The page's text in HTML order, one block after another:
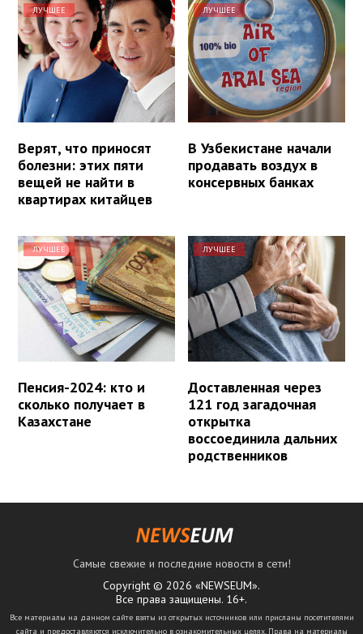
ЛУЧШЕЕ
Верят, что приносят
болезни: этих пяти
вещей не найти в
квартирах китайцев
ЛУЧШЕЕ
В Узбекистане начали
продавать воздух в
консервных банках
ЛУЧШЕЕ
Пенсия-2024: кто и
сколько получает в
Казахстане
ЛУЧШЕЕ
Доставленная через
121 год загадочная
открытка
воссоединила дальних
родственников
Самые свежие и последние новости в сети!
Copyright © 2026 «NEWSEUM».
Все права защищены. 16+.
Все материалы на данном сайте взяты из открытых источников или присланы посетителями
сайта и предоставляются исключительно в ознакомительных целях. Права на материалы